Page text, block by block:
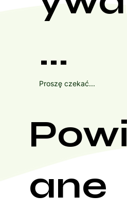
...
Proszę czekać...
ane